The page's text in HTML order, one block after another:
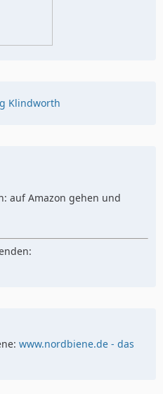
Klindworth
auf Amazon gehen und
www.nordbiene.de - das